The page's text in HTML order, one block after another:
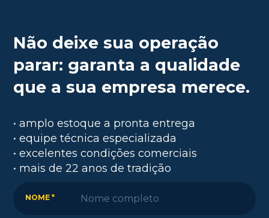
Não deixe sua operação
parar: garanta a qualidade
que a sua empresa merece.
• amplo estoque a pronta entrega
• equipe técnica especializada
• excelentes condições comerciais
• mais de 22 anos de tradição
NOME *